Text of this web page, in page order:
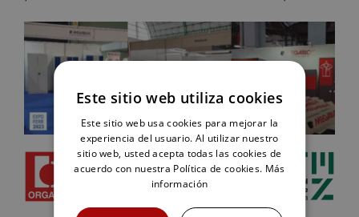
Este sitio web utiliza cookies
Este sitio web usa cookies para mejorar la
experiencia del usuario. Al utilizar nuestro
sitio web, usted acepta todas las cookies de
acuerdo con nuestra Política de cookies. Más
información